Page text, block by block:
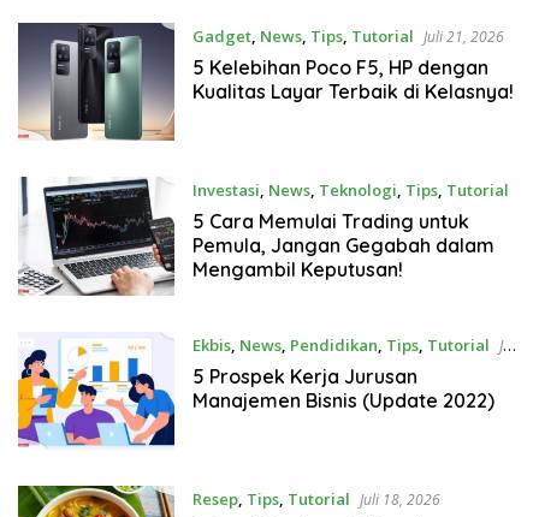
Gadget, News, Tips, Tutorial Juli 21, 2026
5 Kelebihan Poco F5, HP dengan
Kualitas Layar Terbaik di Kelasnya!
Investasi, News, Teknologi, Tips, Tutorial
Juli 20, 2026
5 Cara Memulai Trading untuk
Pemula, Jangan Gegabah dalam
Mengambil Keputusan!
Ekbis, News, Pendidikan, Tips, Tutorial Juli
19, 2026
5 Prospek Kerja Jurusan
Manajemen Bisnis (Update 2022)
Resep, Tips, Tutorial Juli 18, 2026